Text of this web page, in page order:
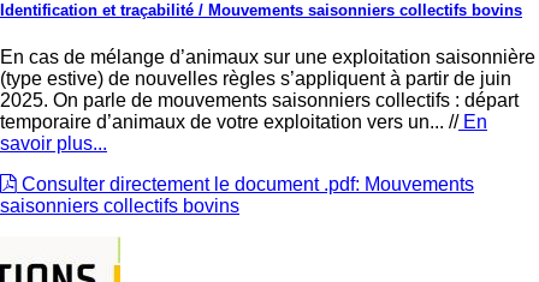
Identification et traçabilité / Mouvements saisonniers collectifs bovins
En cas de mélange d’animaux sur une exploitation saisonnière
(type estive) de nouvelles règles s’appliquent à partir de juin
2025. On parle de mouvements saisonniers collectifs : départ
temporaire d’animaux de votre exploitation vers un... //En
savoir plus...
Consulter directement le document .pdf: Mouvements
saisonniers collectifs bovins